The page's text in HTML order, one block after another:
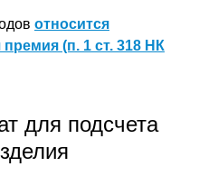
относится
(п. 1 ст. 318 НК
для подсчета